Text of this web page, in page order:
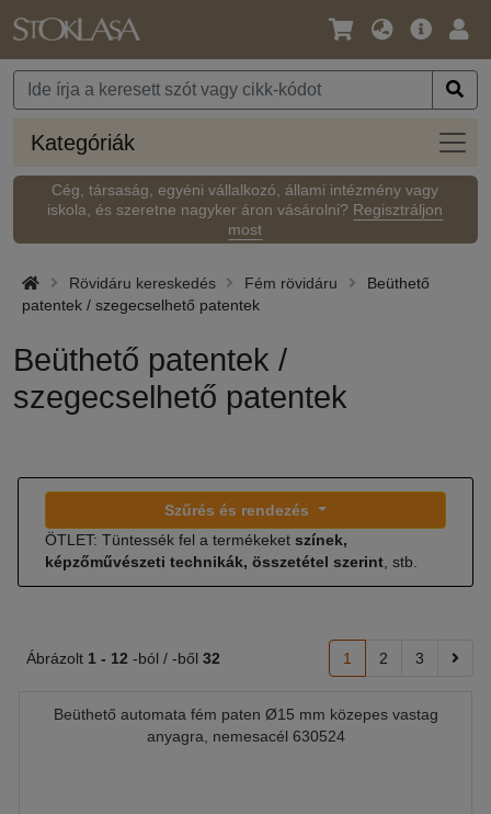
Nyelv
Pénznem
Fő
Kategóriák
Cég, társaság, egyéni vállalkozó, állami intézmény vagy
iskola, és szeretne nagyker áron vásárolni? Regisztráljon
most
Rövidáru kereskedés Fém rövidáru
Beüthető
patentek / szegecselhető patentek
Beüthető patentek /
szegecselhető patentek
Szűrés és rendezés
ÖTLET: Tüntessék fel a termékeket színek,
képzőművészeti technikák, összetétel szerint , stb.
Ábrázolt 1 - 12 -ból / -ből 32 1 2 3
Beüthető automata fém paten Ø15 mm közepes vastag
anyagra, nemesacél 630524